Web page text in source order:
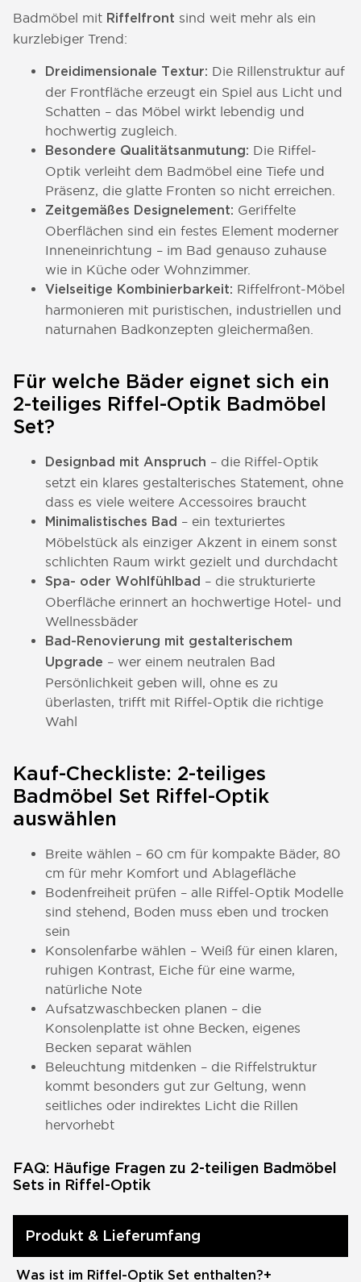
Badmöbel mit Riffelfront sind weit mehr als ein
kurzlebiger Trend:
Dreidimensionale Textur: Die Rillenstruktur auf
der Frontfläche erzeugt ein Spiel aus Licht und
Schatten – das Möbel wirkt lebendig und
hochwertig zugleich.
Besondere Qualitätsanmutung: Die Riffel-
Optik verleiht dem Badmöbel eine Tiefe und
Präsenz, die glatte Fronten so nicht erreichen.
Zeitgemäßes Designelement: Geriffelte
Oberflächen sind ein festes Element moderner
Inneneinrichtung – im Bad genauso zuhause
wie in Küche oder Wohnzimmer.
Vielseitige Kombinierbarkeit: Riffelfront-Möbel
harmonieren mit puristischen, industriellen und
naturnahen Badkonzepten gleichermaßen.
Für welche Bäder eignet sich ein
2-teiliges Riffel-Optik Badmöbel
Set?
Designbad mit Anspruch – die Riffel-Optik
setzt ein klares gestalterisches Statement, ohne
dass es viele weitere Accessoires braucht
Minimalistisches Bad – ein texturiertes
Möbelstück als einziger Akzent in einem sonst
schlichten Raum wirkt gezielt und durchdacht
Spa- oder Wohlfühlbad – die strukturierte
Oberfläche erinnert an hochwertige Hotel- und
Wellnessbäder
Bad-Renovierung mit gestalterischem
Upgrade – wer einem neutralen Bad
Persönlichkeit geben will, ohne es zu
überlasten, trifft mit Riffel-Optik die richtige
Wahl
Kauf-Checkliste: 2-teiliges
Badmöbel Set Riffel-Optik
auswählen
Breite wählen – 60 cm für kompakte Bäder, 80
cm für mehr Komfort und Ablagefläche
Bodenfreiheit prüfen – alle Riffel-Optik Modelle
sind stehend, Boden muss eben und trocken
sein
Konsolenfarbe wählen – Weiß für einen klaren,
ruhigen Kontrast, Eiche für eine warme,
natürliche Note
Aufsatzwaschbecken planen – die
Konsolenplatte ist ohne Becken, eigenes
Becken separat wählen
Beleuchtung mitdenken – die Riffelstruktur
kommt besonders gut zur Geltung, wenn
seitliches oder indirektes Licht die Rillen
hervorhebt
FAQ: Häufige Fragen zu 2-teiligen Badmöbel
Sets in Riffel-Optik
Produkt & Lieferumfang
Was ist im Riffel-Optik Set enthalten?+